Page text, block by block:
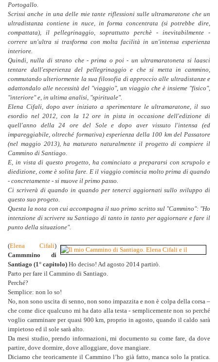
Portogallo.
Scrissi anche in una delle mie tante riflessioni sulle ultramaratone che un
ultradistanza contiene in nuce, in forma concentrata (si potrebbe dire,
compattata), il pellegrinaggio, soprattutto perchè - inevitabilmente -
correre un'ultra si trasforma con molta facilità in un'intensa esperienza
interiore.
Quindi, nulla di strano che - prima o poi - un ultramaratoneta si laasci
tentare dall'esperienza del pellegrinaggio e che si metta in cammino,
commutando ulteriormente la sua filosofia di approccio alle ultradistanze e
adattondalo alle necessità del "viaggio", un viaggio che è insieme "fisico",
"interiore" e, in ultima analisi, "spirituale".
Elena Cifali, dopo aver iniziato a sperimentare le ultramaratone, il suo
esordio nel 2012, con la 12 ore in pista in occasione dell'edizione di
quell'anno della 24 ore del Sole e dopo aver vissuto l'intensa (ed
impareggiabile, oltreché formativa) esperienza della 100 km del Passatore
(nel maggio 2013), ha maturato naturalmente il progetto di compiere il
Cammino di Santiago.
E, in vista di questo progetto, ha cominciato a prepararsi con scrupolo e
diedizione, come è solita fare. E il viaggio comincia molto prima di quando
- concretamente - si muove il primo passo.
Ci scriverà di quando in quando per tenerci aggiornati sullo sviluppo di
questo suo progeto.
Questa la nota con cui accompagna il suo primo scritto sul "Cammino": "Ho
intenzione di scrivere su Santiago di tanto in tanto per aggiornare e fare il
punto della situazione".
(Elena Cifali)
Cammmino di
Santiago (1° capitolo) Ho deciso! Ad agosto 2014 partirò.
Parto per fare il Cammino di Santiago.
Perché?
Semplice: non lo so!
No, non sono uscita di senno, non sono impazzita e non è colpa della corsa –
che come dice qualcuno mi ha dato alla testa - semplicemente non so perché
voglio camminare per quasi 900 km, proprio in agosto, quando il caldo sarà
impietoso ed il sole sarà alto.
Da mesi studio, prendo informazioni, mi documento su come fare, da dove
partire, dove dormire, dove alloggiare, dove mangiare.
Diciamo che teoricamente il Cammino l’ho già fatto, manca solo la pratica.